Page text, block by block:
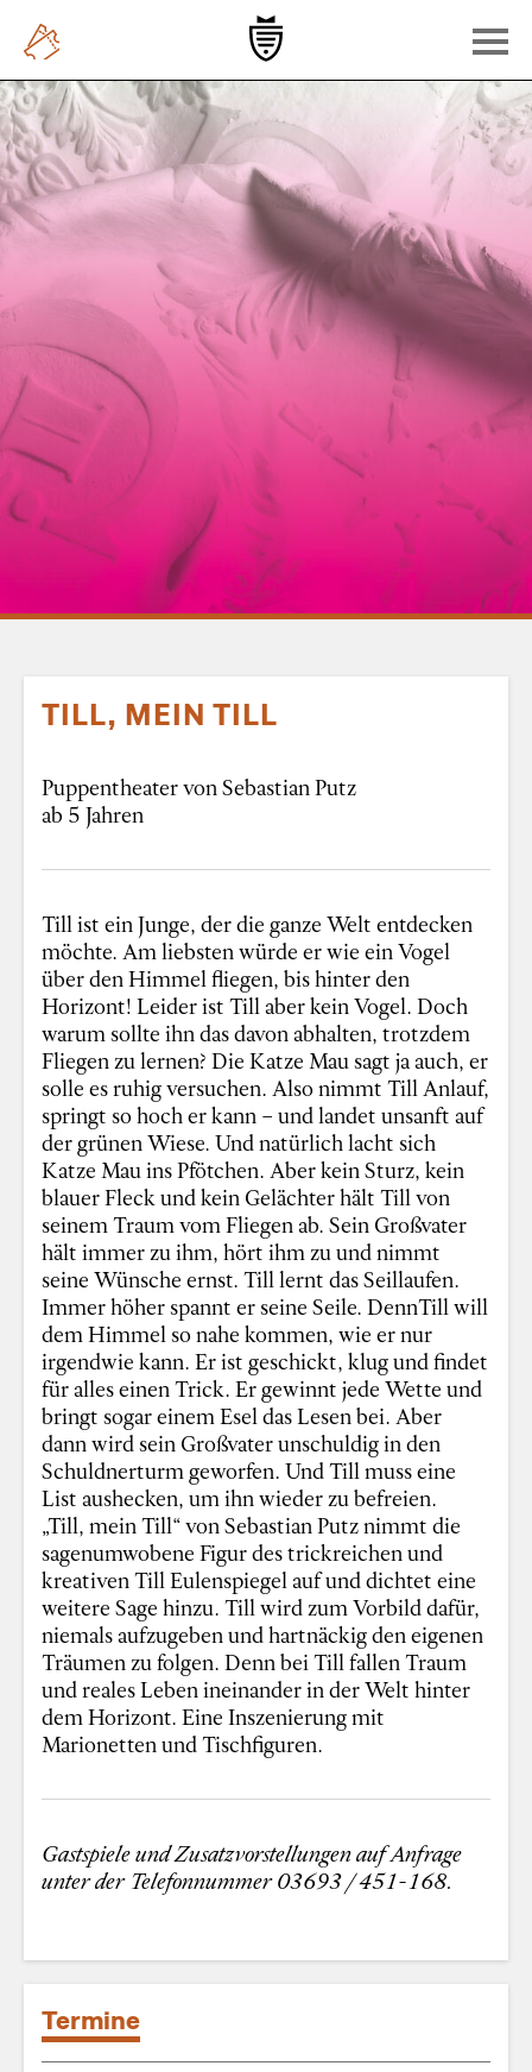
TILL, MEIN TILL
Puppentheater von Sebastian Putz
ab 5 Jahren
Till ist ein Junge, der die ganze Welt entdecken
möchte. Am liebsten würde er wie ein Vogel
über den Himmel fliegen, bis hinter den
Horizont! Leider ist Till aber kein Vogel. Doch
warum sollte ihn das davon abhalten, trotzdem
Fliegen zu lernen? Die Katze Mau sagt ja auch, er
solle es ruhig versuchen. Also nimmt Till Anlauf,
springt so hoch er kann – und landet unsanft auf
der grünen Wiese. Und natürlich lacht sich
Katze Mau ins Pfötchen. Aber kein Sturz, kein
blauer Fleck und kein Gelächter hält Till von
seinem Traum vom Fliegen ab. Sein Großvater
hält immer zu ihm, hört ihm zu und nimmt
seine Wünsche ernst. Till lernt das Seillaufen.
Immer höher spannt er seine Seile. DennTill will
dem Himmel so nahe kommen, wie er nur
irgendwie kann. Er ist geschickt, klug und findet
für alles einen Trick. Er gewinnt jede Wette und
bringt sogar einem Esel das Lesen bei. Aber
dann wird sein Großvater unschuldig in den
Schuldnerturm geworfen. Und Till muss eine
List aushecken, um ihn wieder zu befreien.
„Till, mein Till“ von Sebastian Putz nimmt die
sagenumwobene Figur des trickreichen und
kreativen Till Eulenspiegel auf und dichtet eine
weitere Sage hinzu. Till wird zum Vorbild dafür,
niemals aufzugeben und hartnäckig den eigenen
Träumen zu folgen. Denn bei Till fallen Traum
und reales Leben ineinander in der Welt hinter
dem Horizont. Eine Inszenierung mit
Marionetten und Tischfiguren.
Gastspiele und Zusatzvorstellungen auf Anfrage
unter der Telefonnummer 03693 / 451-168.
Termine